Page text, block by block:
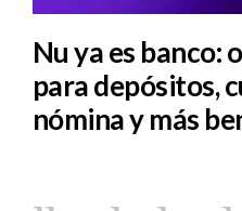
Nu ya es banco:
para depósitos,
nómina y más